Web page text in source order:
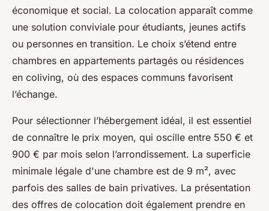
économique et social. La colocation apparaît comme
une solution conviviale pour étudiants, jeunes actifs
ou personnes en transition. Le choix s’étend entre
chambres en appartements partagés ou résidences
en coliving, où des espaces communs favorisent
l’échange.
Pour sélectionner l’hébergement idéal, il est essentiel
de connaître le prix moyen, qui oscille entre 550 € et
900 € par mois selon l’arrondissement. La superficie
minimale légale d'une chambre est de 9 m², avec
parfois des salles de bain privatives. La présentation
des offres de colocation doit également prendre en